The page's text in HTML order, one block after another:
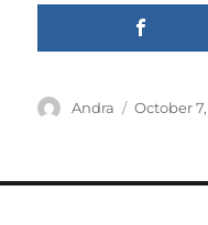
Author
Andra
Posted
October